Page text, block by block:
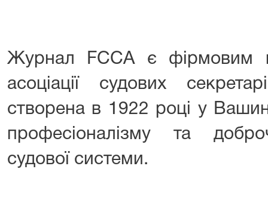
Журнал FCCA є фірмовим
асоціації судових
створена в 1922 році у
професіоналізму та
судової системи.